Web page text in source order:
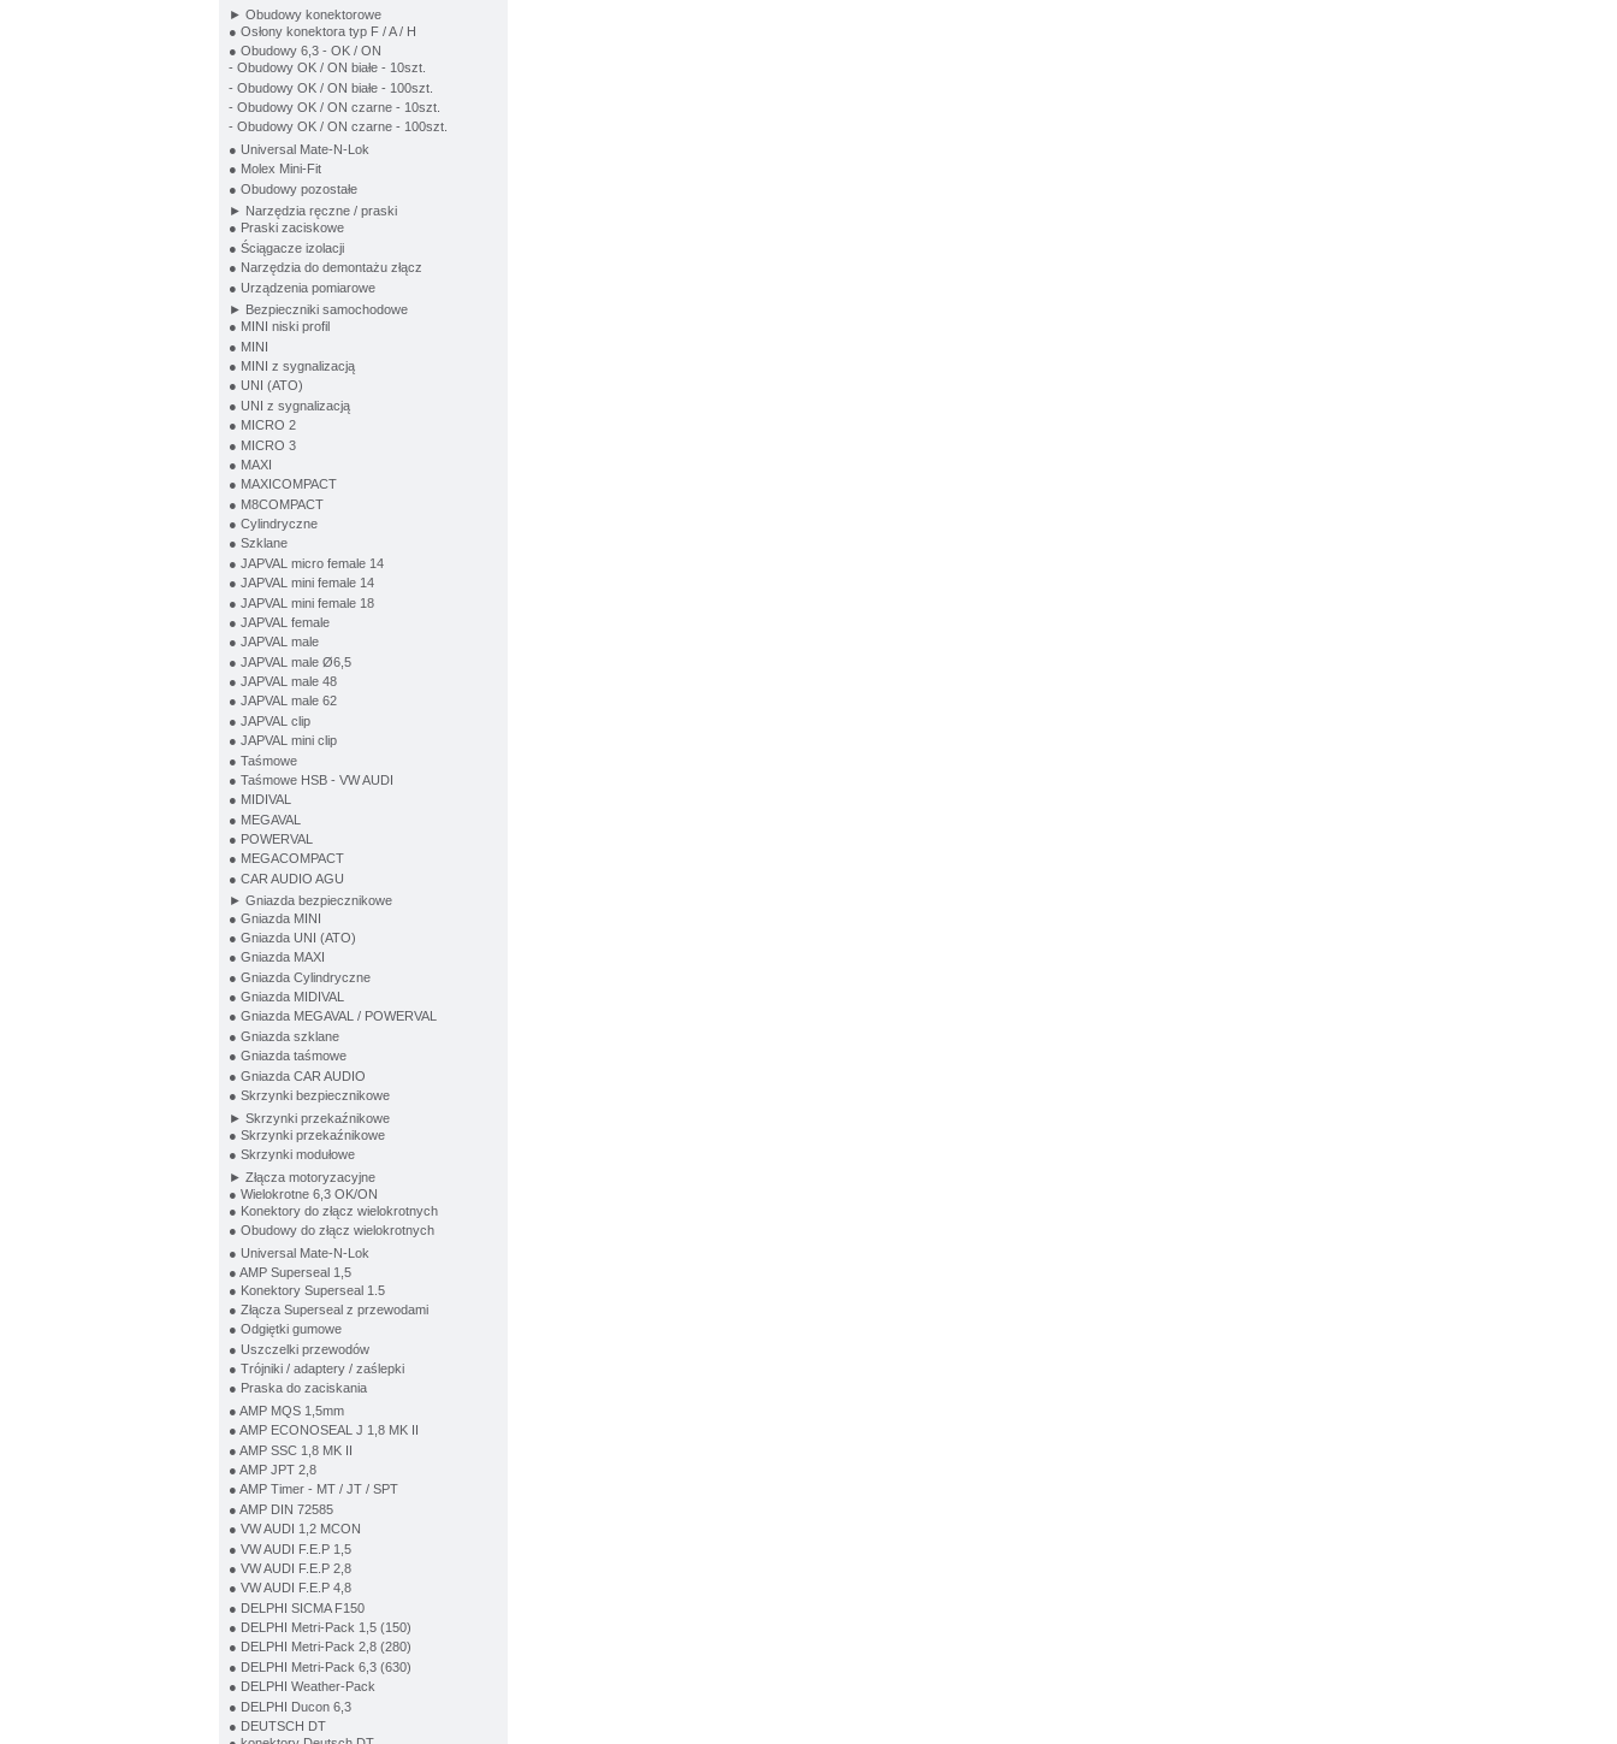
► Obudowy konektorowe
● Osłony konektora typ F / A / H
● Obudowy 6,3 - OK / ON
- Obudowy OK / ON białe - 10szt.
- Obudowy OK / ON białe - 100szt.
- Obudowy OK / ON czarne - 10szt.
- Obudowy OK / ON czarne - 100szt.
● Universal Mate-N-Lok
● Molex Mini-Fit
● Obudowy pozostałe
► Narzędzia ręczne / praski
● Praski zaciskowe
● Ściągacze izolacji
● Narzędzia do demontażu złącz
● Urządzenia pomiarowe
► Bezpieczniki samochodowe
● MINI niski profil
● MINI
● MINI z sygnalizacją
● UNI (ATO)
● UNI z sygnalizacją
● MICRO 2
● MICRO 3
● MAXI
● MAXICOMPACT
● M8COMPACT
● Cylindryczne
● Szklane
● JAPVAL micro female 14
● JAPVAL mini female 14
● JAPVAL mini female 18
● JAPVAL female
● JAPVAL male
● JAPVAL male Ø6,5
● JAPVAL male 48
● JAPVAL male 62
● JAPVAL clip
● JAPVAL mini clip
● Taśmowe
● Taśmowe HSB - VW AUDI
● MIDIVAL
● MEGAVAL
● POWERVAL
● MEGACOMPACT
● CAR AUDIO AGU
► Gniazda bezpiecznikowe
● Gniazda MINI
● Gniazda UNI (ATO)
● Gniazda MAXI
● Gniazda Cylindryczne
● Gniazda MIDIVAL
● Gniazda MEGAVAL / POWERVAL
● Gniazda szklane
● Gniazda taśmowe
● Gniazda CAR AUDIO
● Skrzynki bezpiecznikowe
► Skrzynki przekaźnikowe
● Skrzynki przekaźnikowe
● Skrzynki modułowe
► Złącza motoryzacyjne
● Wielokrotne 6,3 OK/ON
● Konektory do złącz wielokrotnych
● Obudowy do złącz wielokrotnych
● Universal Mate-N-Lok
● AMP Superseal 1,5
● Konektory Superseal 1.5
● Złącza Superseal z przewodami
● Odgiętki gumowe
● Uszczelki przewodów
● Trójniki / adaptery / zaślepki
● Praska do zaciskania
● AMP MQS 1,5mm
● AMP ECONOSEAL J 1,8 MK II
● AMP SSC 1,8 MK II
● AMP JPT 2,8
● AMP Timer - MT / JT / SPT
● AMP DIN 72585
● VW AUDI 1,2 MCON
● VW AUDI F.E.P 1,5
● VW AUDI F.E.P 2,8
● VW AUDI F.E.P 4,8
● DELPHI SICMA F150
● DELPHI Metri-Pack 1,5 (150)
● DELPHI Metri-Pack 2,8 (280)
● DELPHI Metri-Pack 6,3 (630)
● DELPHI Weather-Pack
● DELPHI Ducon 6,3
● DEUTSCH DT